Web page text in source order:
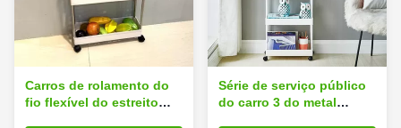
Carros de rolamento do
fio flexível do estreito
Série de serviço público
do carro 3 do metal